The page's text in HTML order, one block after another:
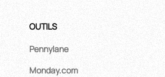
OUTILS
Pennylane
Monday.com